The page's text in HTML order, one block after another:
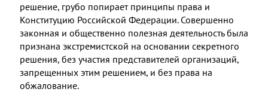
решение, грубо попирает принципы права и
Конституцию Российской Федерации. Совершенно
законная и общественно полезная деятельность была
признана экстремистской на основании секретного
решения, без участия представителей организаций,
запрещенных этим решением, и без права на
обжалование.